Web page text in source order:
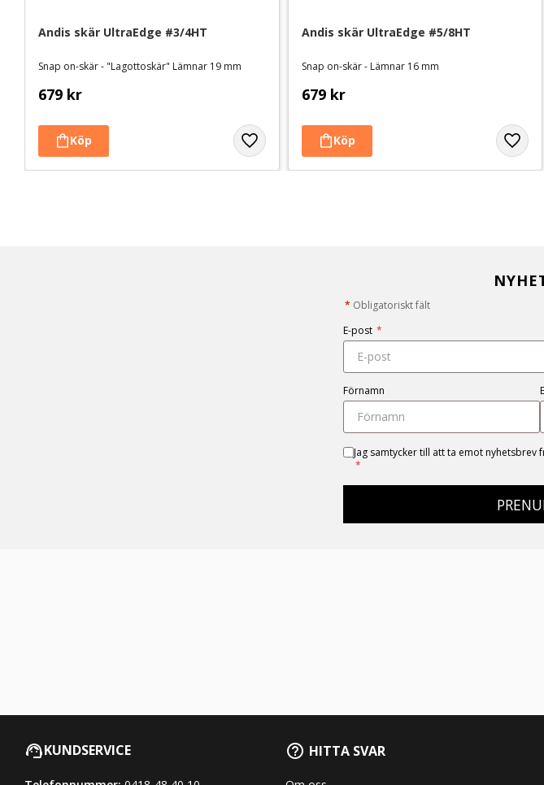
Andis skär UltraEdge #3/4HT
Snap on-skär - "Lagottoskär" Lämnar 19 mm
679 kr
Andis skär UltraEdge #5/8HT
Snap on-skär - Lämnar 16 mm
679 kr
* Obligatoriskt fält
E-post *
Förnamn
Jag samtycker till att ta emot nyhetsbrev
*
KUNDSERVICE HITTA SVAR